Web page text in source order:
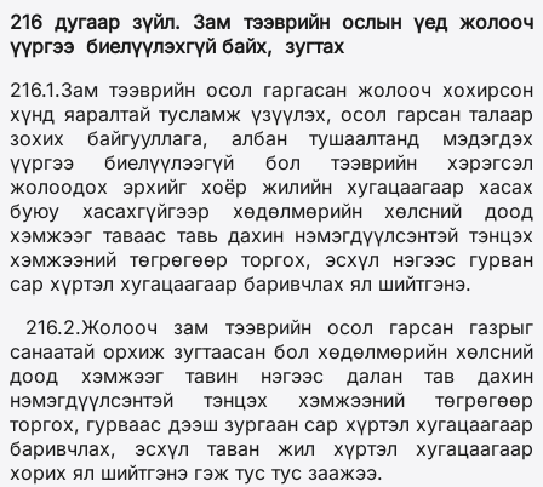
216 дугаар зүйл. Зам тээврийн ослын үед жолооч
үүргээ биелүүлэхгүй байх, зугтах
216.1.Зам тээврийн осол гаргасан жолооч хохирсон
хүнд яаралтай тусламж үзүүлэх, осол гарсан талаар
зохих байгууллага, албан тушаалтанд мэдэгдэх
үүргээ биелүүлээгүй бол тээврийн хэрэгсэл
жолоодох эрхийг хоёр жилийн хугацаагаар хасах
буюу хасахгүйгээр хөдөлмөрийн хөлсний доод
хэмжээг таваас тавь дахин нэмэгдүүлсэнтэй тэнцэх
хэмжээний төгрөгөөр торгох, эсхүл нэгээс гурван
сар хүртэл хугацаагаар баривчлах ял шийтгэнэ.
216.2.Жолооч зам тээврийн осол гарсан газрыг
санаатай орхиж зугтаасан бол хөдөлмөрийн хөлсний
доод хэмжээг тавин нэгээс далан тав дахин
нэмэгдүүлсэнтэй тэнцэх хэмжээний төгрөгөөр
торгох, гурваас дээш зургаан сар хүртэл хугацаагаар
баривчлах, эсхүл таван жил хүртэл хугацаагаар
хорих ял шийтгэнэ гэж тус тус заажээ.